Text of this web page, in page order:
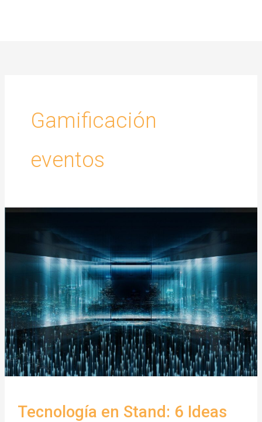
Gamificación
eventos
Tecnología en Stand: 6 Ideas